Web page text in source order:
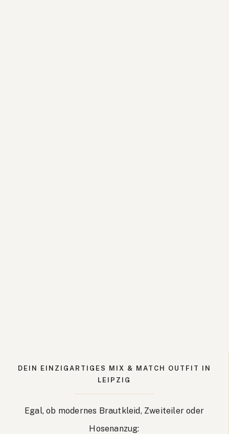
DEIN EINZIGARTIGES MIX & MATCH OUTFIT IN
LEIPZIG
Egal, ob modernes Brautkleid, Zweiteiler oder
Hosenanzug: